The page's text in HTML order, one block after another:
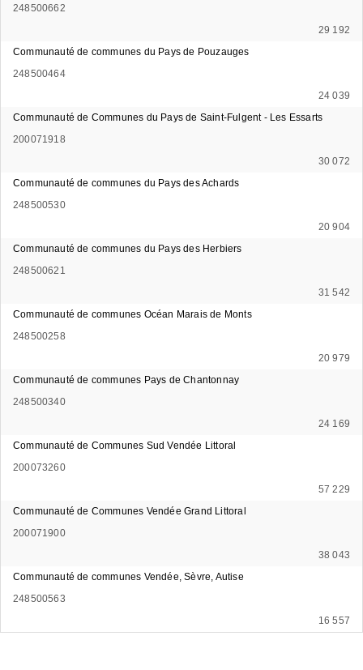
248500662
29 192
Communauté de communes du Pays de Pouzauges
248500464
24 039
Communauté de Communes du Pays de Saint-Fulgent - Les Essarts
200071918
30 072
Communauté de communes du Pays des Achards
248500530
20 904
Communauté de communes du Pays des Herbiers
248500621
31 542
Communauté de communes Océan Marais de Monts
248500258
20 979
Communauté de communes Pays de Chantonnay
248500340
24 169
Communauté de Communes Sud Vendée Littoral
200073260
57 229
Communauté de Communes Vendée Grand Littoral
200071900
38 043
Communauté de communes Vendée, Sèvre, Autise
248500563
16 557